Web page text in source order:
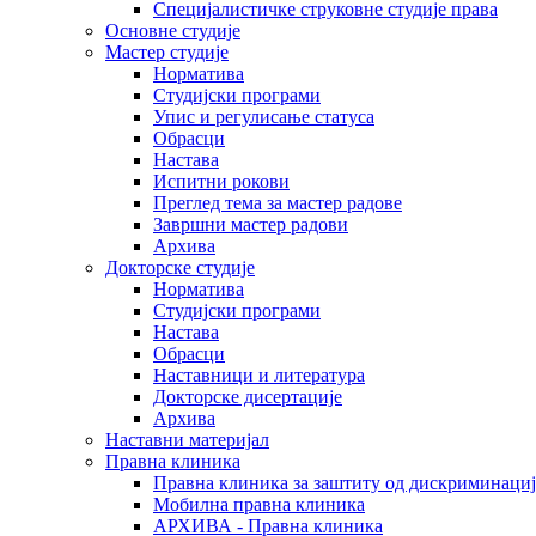
Специјалистичке струковне студије права
Основне студије
Мастер студије
Норматива
Студијски програми
Упис и регулисање статуса
Обрасци
Настава
Испитни рокови
Преглед тема за мастер радове
Завршни мастер радови
Архива
Докторске студије
Норматива
Студијски програми
Настава
Обрасци
Наставници и литература
Докторске дисертације
Архива
Наставни материјал
Правна клиника
Правна клиника за заштиту од
Мобилна правна клиника
АРХИВА - Правна клиника